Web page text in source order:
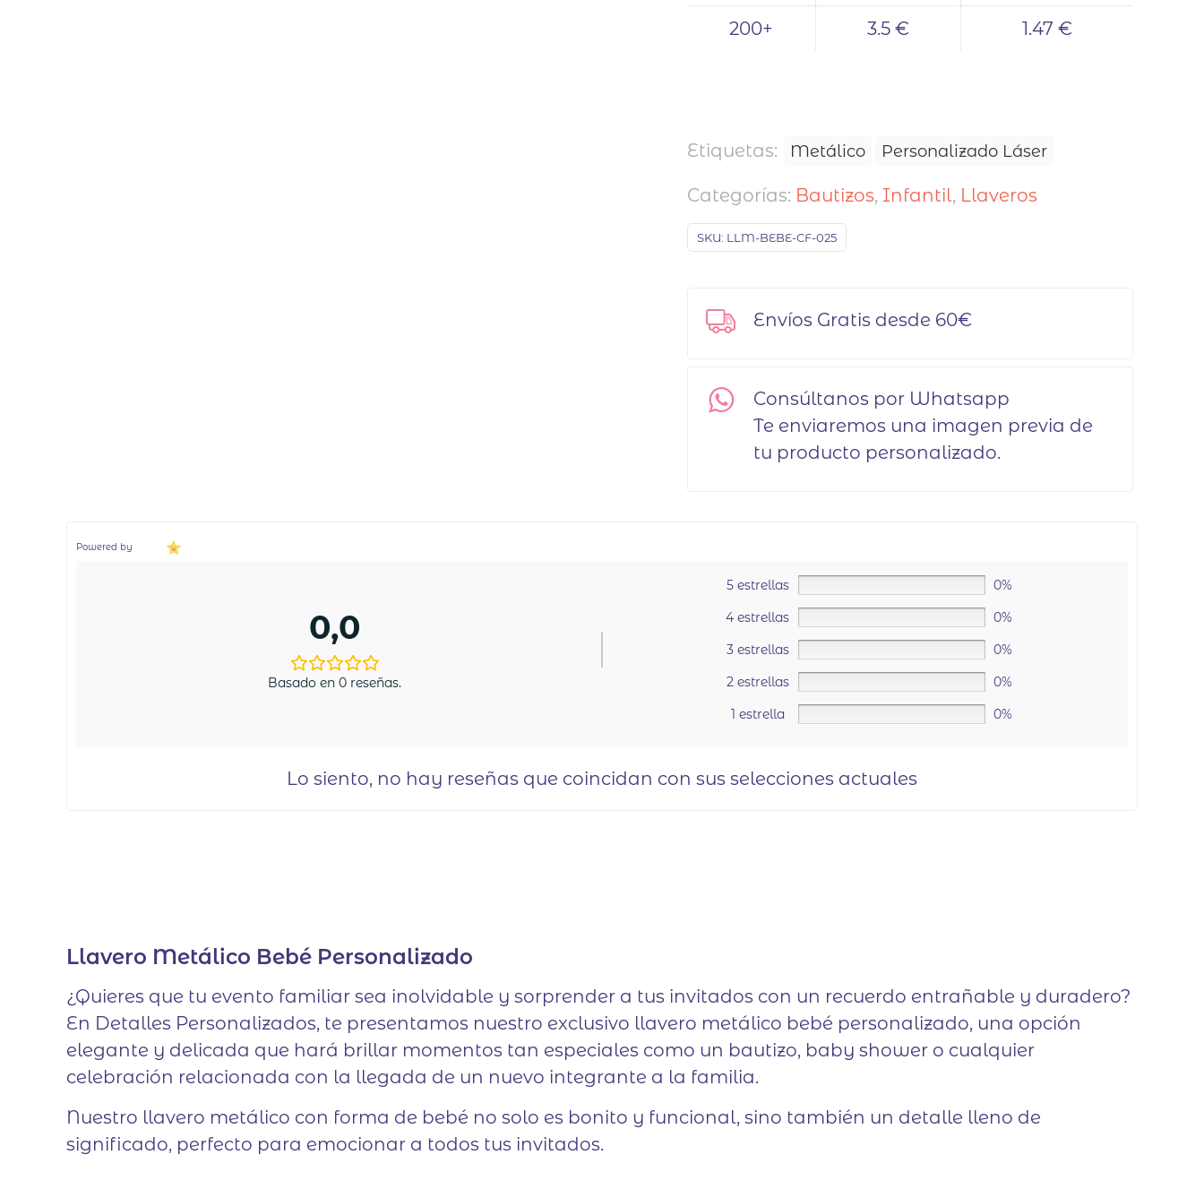
200+ 3.5 € 1.47 €
Etiquetas: Metálico Personalizado Láser
Categorías: Bautizos, Infantil, Llaveros
SKU: LLM-BEBE-CF-025
Envíos Gratis desde 60€
Consúltanos por Whatsapp
Te enviaremos una imagen previa de
tu producto personalizado.
Powered by
0,0
Basado en 0 reseñas.
5 estrellas
0%
4 estrellas
0%
3 estrellas
0%
2 estrellas
0%
1 estrella
0%
Lo siento, no hay reseñas que coincidan con sus selecciones actuales
Llavero Metálico Bebé Personalizado
¿Quieres que tu evento familiar sea inolvidable y sorprender a tus invitados con un recuerdo entrañable y duradero?
En Detalles Personalizados, te presentamos nuestro exclusivo llavero metálico bebé personalizado, una opción
elegante y delicada que hará brillar momentos tan especiales como un bautizo, baby shower o cualquier
celebración relacionada con la llegada de un nuevo integrante a la familia.
Nuestro llavero metálico con forma de bebé no solo es bonito y funcional, sino también un detalle lleno de
significado, perfecto para emocionar a todos tus invitados.